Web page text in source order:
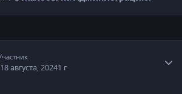
18 августа, 20241 г